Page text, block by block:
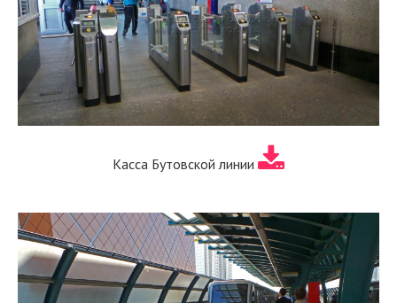
Касса Бутовской линии